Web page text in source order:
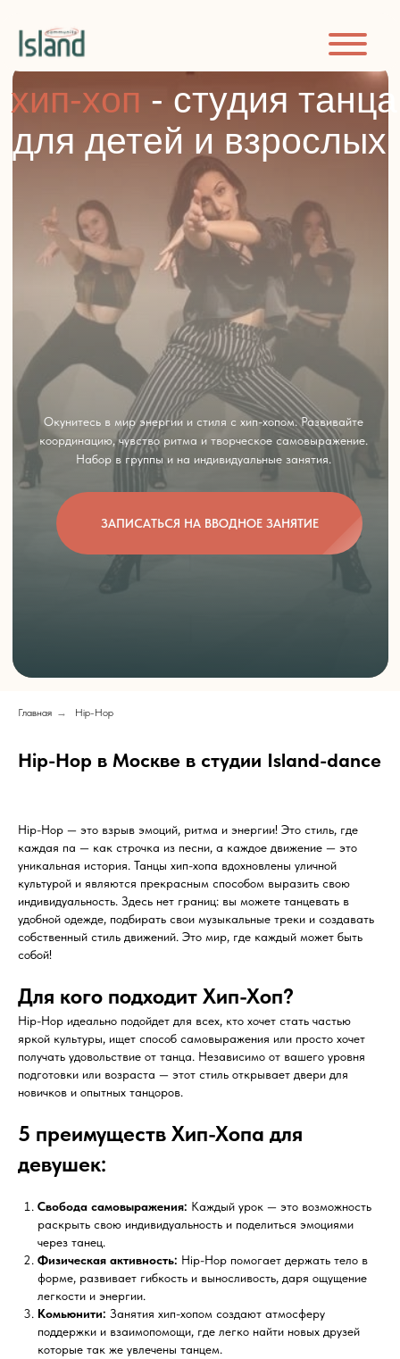
ЗАПИСАТЬСЯ НА ВВОДНОЕ ЗАНЯТИЕ
хип-хоп- студия танца
для детей и взрослых
Окунитесь в мир энергии и стиля с хип-хопом. Развивайте
координацию, чувство ритма и творческое самовыражение.
Набор в группы и на индивидуальные занятия.
Главная → Hip-Hop
Hip-Hop в Москве в студии Island-dance
Hip-Hop — это взрыв эмоций, ритма и энергии! Это стиль, где
каждая па — как строчка из песни, а каждое движение — это
уникальная история. Танцы хип-хопа вдохновлены уличной
культурой и являются прекрасным способом выразить свою
индивидуальность. Здесь нет границ: вы можете танцевать в
удобной одежде, подбирать свои музыкальные треки и создавать
собственный стиль движений. Это мир, где каждый может быть
собой!
Для кого подходит Хип-Хоп?
Hip-Hop идеально подойдет для всех, кто хочет стать частью
яркой культуры, ищет способ самовыражения или просто хочет
получать удовольствие от танца. Независимо от вашего уровня
подготовки или возраста — этот стиль открывает двери для
новичков и опытных танцоров.
5 преимуществ Хип-Хопа для
девушек:
Свобода самовыражения: Каждый урок — это возможность
раскрыть свою индивидуальность и поделиться эмоциями
через танец.
Физическая активность: Hip-Hop помогает держать тело в
форме, развивает гибкость и выносливость, даря ощущение
легкости и энергии.
Комьюнити: Занятия хип-хопом создают атмосферу
поддержки и взаимопомощи, где легко найти новых друзей
которые так же увлечены танцем.
ПРОГРАММА ТРЕНИРОВКИ
55 МИНУТ